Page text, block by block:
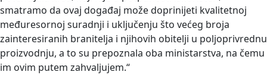
smatramo da ovaj događaj može doprinijeti kvalitetnoj
međuresornoj suradnji i uključenju što većeg broja
zainteresiranih branitelja i njihovih obitelji u poljoprivrednu
proizvodnju, a to su prepoznala oba ministarstva, na čemu
im ovim putem zahvaljujem.“